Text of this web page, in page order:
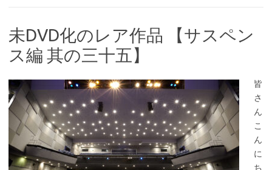
未DVD化のレア作品 【サスペン
ス編 其の三十五】
皆
さ
ん
こ
ん
に
ち